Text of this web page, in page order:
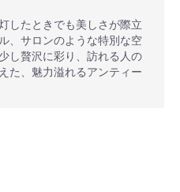
したときでも美しさが際立
、サロンのような特別な空
し贅沢に彩り、訪れる人の
た、魅力溢れるアンティー